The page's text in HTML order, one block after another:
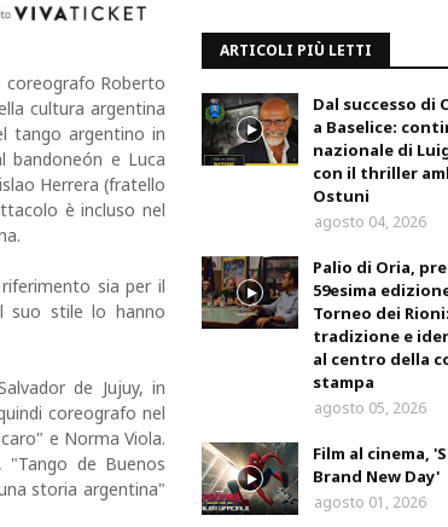
coreografo Roberto
cultura argentina
tango argentino in
bandoneón e Luca
Herrera (fratello
è incluso nel
sia per il
suo stile lo hanno
de Jujuy, in
coreografo nel
e Norma Viola.
de Buenos
storia argentina"
ARTICOLI PIÙ LETTI
Dal successo di
a Baselice:
nazionale di
con il thriller
Ostuni
agosto 04, 2026
Palio di Oria,
59esima
Torneo dei
tradizione e
al centro della
stampa
agosto 05, 2026
Film al cinema,
Brand New Day'
agosto 01, 2026